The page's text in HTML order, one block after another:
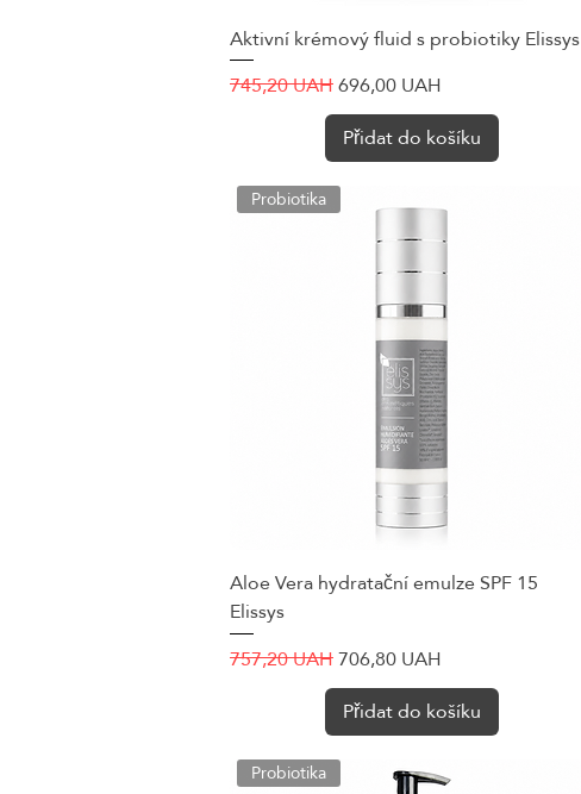
Rychlý náhled
Aktivní krémový fluid s probiotiky Elissys
Běžná cena
745,20 UAHZvýhodněná cena
696,00 UAH
Přidat do košíku
Rychlý náhled
Probiotika
Aloe Vera hydratační emulze SPF 15
Elissys
Běžná cena
757,20 UAHZvýhodněná cena
706,80 UAH
Přidat do košíku
Probiotika